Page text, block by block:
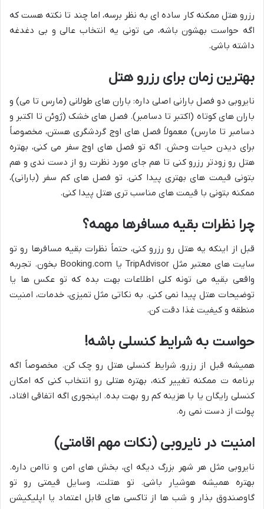
رزرو هتل ممکنه کار ساده ای به نظر برسه، اما چند تا نکته هست که
اگه حواست بهشون باشه، می تونی یه انتخاب عالی و بی دغدغه
داشته باشی.
بهترین زمان برای رزرو هتل
نایروبی دو فصل بارانی اصلی داره: باران های طولانی (مارس تا می) و
باران های کوتاه (اکتبر تا دسامبر). فصل های خشک (ژوئن تا اکتبر و
دسامبر تا مارس) معمولاً فصل های اوج گردشگری هستن، مخصوصاً
برای دیدن حیات وحش. اگه تو فصل های اوج سفر می کنی، بهتره
هتل رو زودتر رزرو کنی تا هم جای مورد نظرت رو از دست ندی و هم
بتونی قیمت های بهتری پیدا کنی. تو فصل های کم سفر (بارانی)،
ممکنه بتونی با قیمت های مناسب تری هتل پیدا کنی.
چرا نظرات بقیه مسافرها مهمه؟
قبل از اینکه یه هتل رو رزرو کنی، حتماً نظرات بقیه مسافرها رو تو
سایت های معتبر مثل TripAdvisor یا Booking.com بخون. تجربه
واقعی بقیه می تونه کلی اطلاعات بهت بده که تو عکس ها یا
توضیحات هتل پیدا نمی کنی. به نکاتی مثل تمیزی، خدمات، امنیت
منطقه و کیفیت غذا دقت کن.
حواست به شرایط کنسلی باشه!
همیشه قبل از رزرو، شرایط کنسلی هتل رو چک کن. مخصوصاً اگه
برنامه ت ممکنه تغییر کنه، بهتره هتلی رو انتخاب کنی که امکان
کنسلی رایگان یا با هزینه کم رو بهت بده. اینجوری اگه اتفاقی افتاد،
پولت از دست نمی ره.
امنیت در نایروبی (نکات مهم اقامتی)
نایروبی مثل هر شهر بزرگ دیگه ای، بخش های امن و ناامن داره.
بهتره همیشه هوشیار باشی. تو هتلت، وسایل قیمتی رو تو
گاوصندوق بذار و شب ها از تاکسی های قابل اعتماد یا اپلیکیشن